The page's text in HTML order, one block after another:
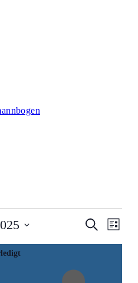
Suche
und
Suche
Filter
Liste